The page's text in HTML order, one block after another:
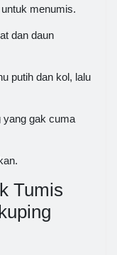
menumis.
dan daun
putih dan kol, lalu
yang gak cuma
Tumis